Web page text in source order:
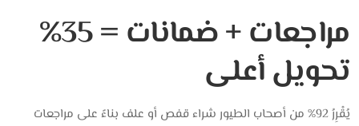
مراجعات + ضمانات = 35%
تحويل أعلى
يُقْرِرُ 92% من أصحاب الطيور شراء قفص أو علف بناءً على مراجعات